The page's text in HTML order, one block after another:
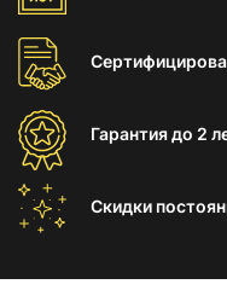
Гарантиядо 2
Скидки